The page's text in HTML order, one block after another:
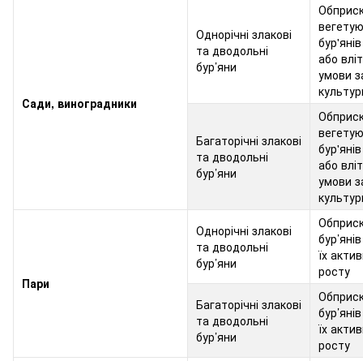
Сади, виноградники
Однорічні злакові
та дводольні
бур’яни
або
умови
Багаторічні злакові
та дводольні
бур’яни
або
умови
Пари
Однорічні злакові
та дводольні
бур’яни
їх
росту
Багаторічні злакові
та дводольні
бур’яни
їх
росту